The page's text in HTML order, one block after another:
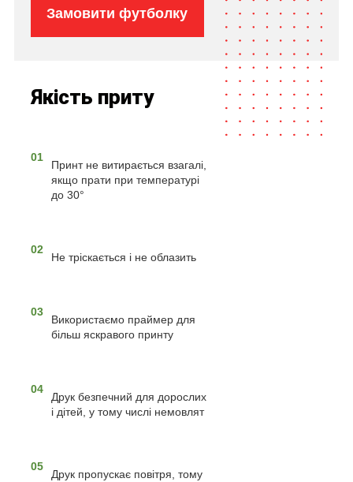
Замовити футболку
Якість приту
01
Принт не витирається взагалі,
якщо прати при температурі
до 30°
02
Не тріскається і не облазить
03
Використаємо праймер для
більш яскравого принту
04
Друк безпечний для дорослих
і дітей, у тому числі немовлят
05
Друк пропускає повітря, тому